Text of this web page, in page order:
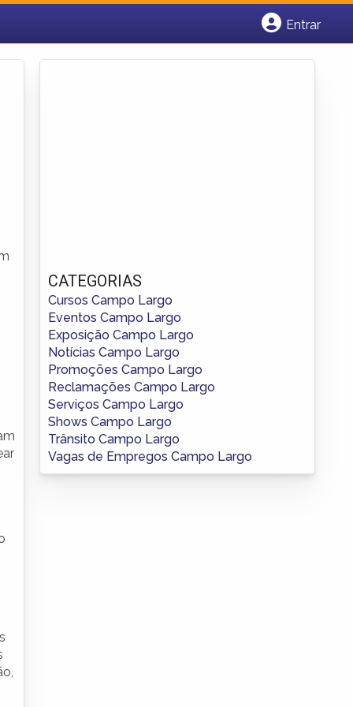
Entrar
CATEGORIAS
Cursos Campo Largo
Eventos Campo Largo
Exposição Campo Largo
Notícias Campo Largo
Promoções Campo Largo
Reclamações Campo Largo
Serviços Campo Largo
Shows Campo Largo
Trânsito Campo Largo
Vagas de Empregos Campo Largo